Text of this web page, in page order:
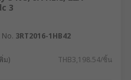
3
3RT2016-1HB42
ม) THB3,198.54/ชิ้น